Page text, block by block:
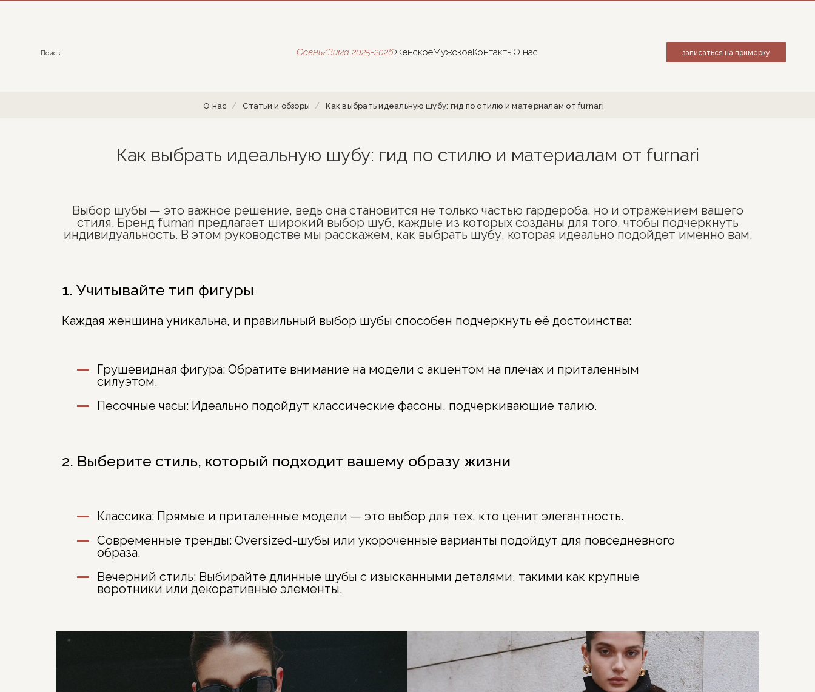
Поиск Осень/Зима 2025-2026ЖенскоеМужскоеКонтактыО нас записаться на примерку
О нас Статьи и обзоры Как выбрать идеальную шубу: гид по стилю и материалам от furnari
Как выбрать идеальную шубу: гид по стилю и материалам от furnari
Выбор шубы — это важное решение, ведь она становится не только частью гардероба, но и отражением вашего
стиля. Бренд furnari предлагает широкий выбор шуб, каждые из которых созданы для того, чтобы подчеркнуть
индивидуальность. В этом руководстве мы расскажем, как выбрать шубу, которая идеально подойдет именно вам.
1. Учитывайте тип фигуры
Каждая женщина уникальна, и правильный выбор шубы способен подчеркнуть её достоинства:
Грушевидная фигура: Обратите внимание на модели с акцентом на плечах и приталенным
силуэтом.
Песочные часы: Идеально подойдут классические фасоны, подчеркивающие талию.
2. Выберите стиль, который подходит вашему образу жизни
Классика: Прямые и приталенные модели — это выбор для тех, кто ценит элегантность.
Современные тренды: Oversized-шубы или укороченные варианты подойдут для повседневного
образа.
Вечерний стиль: Выбирайте длинные шубы с изысканными деталями, такими как крупные
воротники или декоративные элементы.